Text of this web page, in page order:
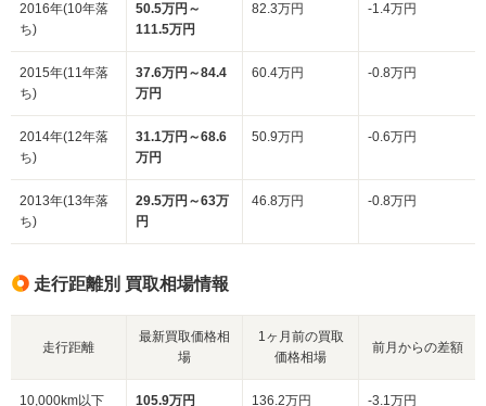
2016年(10年落
ち)
50.5万円～
111.5万円
82.3万円 -1.4万円
2015年(11年落
ち)
37.6万円～84.4
万円
60.4万円 -0.8万円
2014年(12年落
ち)
31.1万円～68.6
万円
50.9万円 -0.6万円
2013年(13年落
ち)
29.5万円～63万
円
46.8万円 -0.8万円
走行距離別 買取相場情報
走行距離
最新買取価格相
場
1ヶ月前の買取
価格相場
前月からの差額
10,000km以下 105.9万円 136.2万円 -3.1万円